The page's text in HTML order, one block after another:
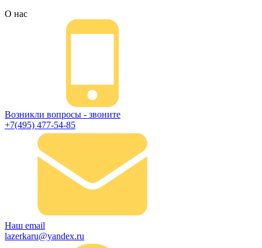
О нас
Возникли вопросы - звоните
+7(495) 477-54-85
Наш email
lazerkaru@yandex.ru